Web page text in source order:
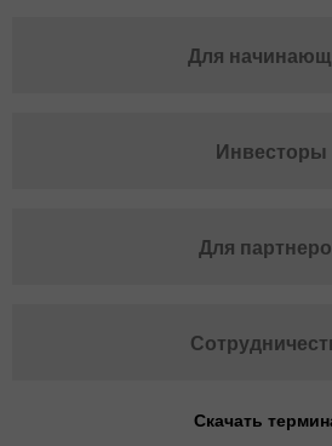
Для
Инвесторы
Для
Скачать